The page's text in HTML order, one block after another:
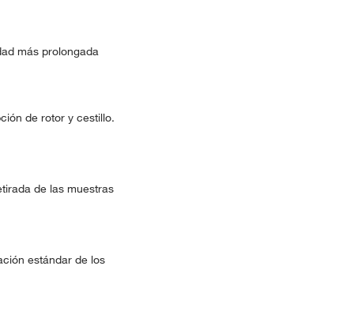
más prolongada
de rotor y cestillo.
de las muestras
estándar de los